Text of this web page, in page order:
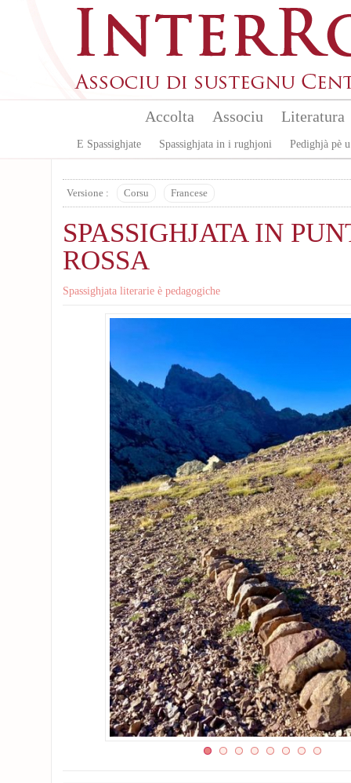
Accolta Associu Literatura
E Spassighjate Spassighjata in i rughjoni Pedighjà pè
Versione : Corsu Francese
SPASSIGHJATA IN
ROSSA
Spassighjata literarie è pedagogiche